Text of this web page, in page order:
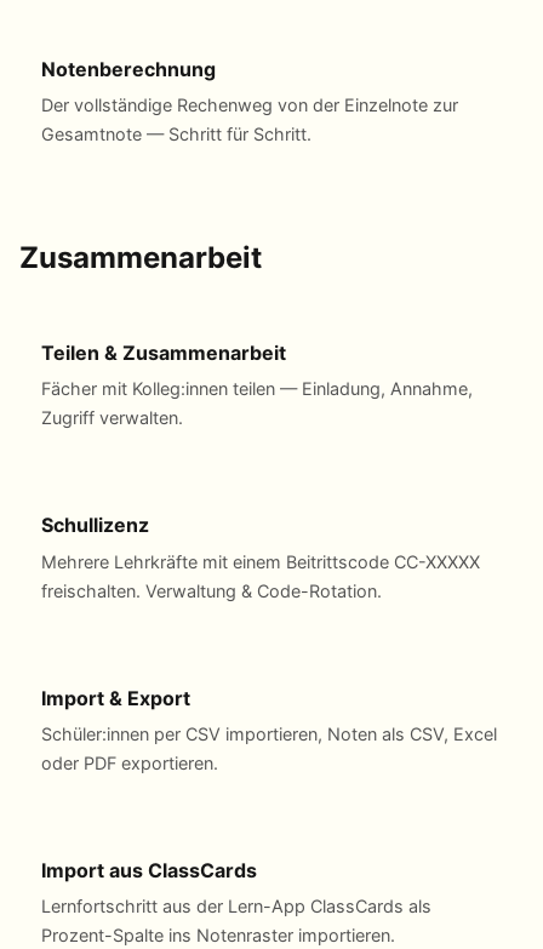
Notenberechnung
Der vollständige Rechenweg von der Einzelnote zur
Gesamtnote — Schritt für Schritt.
Zusammenarbeit
Teilen & Zusammenarbeit
Fächer mit Kolleg:innen teilen — Einladung, Annahme,
Zugriff verwalten.
Schullizenz
Mehrere Lehrkräfte mit einem Beitrittscode CC-XXXXX
freischalten. Verwaltung & Code-Rotation.
Import & Export
Schüler:innen per CSV importieren, Noten als CSV, Excel
oder PDF exportieren.
Import aus ClassCards
Lernfortschritt aus der Lern-App ClassCards als
Prozent-Spalte ins Notenraster importieren.